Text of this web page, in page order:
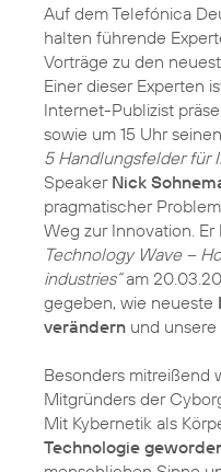
Auf dem Telefónica
halten führende
Vorträge zu den
Einer dieser Experten
Internet-Publizist
sowie um 15 Uhr
5 Handlungsfelder für
Speaker Nick
pragmatischer
Weg zur Innovation.
Technology Wave –
industries“am
gegeben, wie neueste
verändern und
Besonders mitreißend
Mitgründers der
Mit Kybernetik als
Technologie